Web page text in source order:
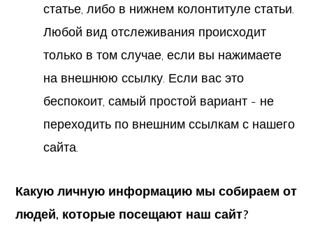
статье, либо в нижнем колонтитуле статьи.
Любой вид отслеживания происходит
только в том случае, если вы нажимаете
на внешнюю ссылку. Если вас это
беспокоит, самый простой вариант - не
переходить по внешним ссылкам с нашего
сайта.
Какую личную информацию мы собираем от
людей, которые посещают наш сайт?